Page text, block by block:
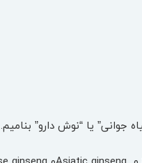
یا “نوش دارو” بنامیم.